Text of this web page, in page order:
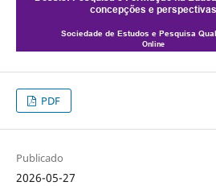
PDF
Publicado
2026-05-27